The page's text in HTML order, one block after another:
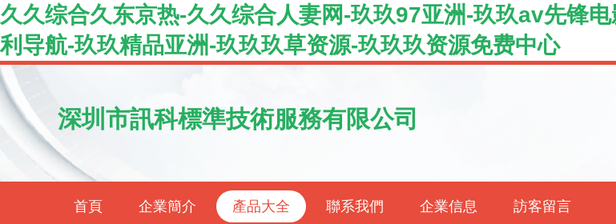
久久综合久东京热-久久综合人妻网-玖玖97亚洲-玖玖av先锋
利导航-玖玖精品亚洲-玖玖玖草资源-玖玖玖资源免费中心
深圳市訊科標準技術服務有限公司
首頁 企業簡介 產品大全 聯系我們 企業信息 訪客留言